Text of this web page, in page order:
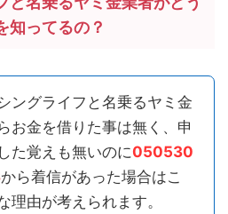
知ってるの？
ングライフと名乗るヤミ金
お金を借りた事は無く、申
た覚えも無いのに050530
から着信があった場合はこ
理由が考えられます。